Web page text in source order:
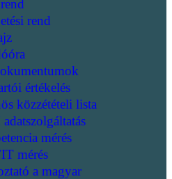
rend
értékelés
közzétételi lista
mérés
mérés
a magyar